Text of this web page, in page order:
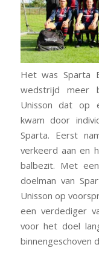
Het was Sparta
wedstrijd meer
Unisson dat op
kwam door
Sparta. Eerst
verkeerd aan en
balbezit. Met
doelman van
Unisson op
een verdediger
voor het doel
binnengeschoven